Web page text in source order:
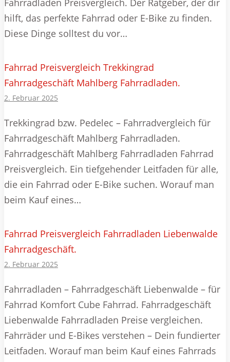
Fahrradladen Preisvergleich. Der Ratgeber, der dir
hilft, das perfekte Fahrrad oder E-Bike zu finden.
Diese Dinge solltest du vor…
Fahrrad Preisvergleich Trekkingrad
Fahrradgeschäft Mahlberg Fahrradladen.
2. Februar 2025
Trekkingrad bzw. Pedelec – Fahrradvergleich für
Fahrradgeschäft Mahlberg Fahrradladen.
Fahrradgeschäft Mahlberg Fahrradladen Fahrrad
Preisvergleich. Ein tiefgehender Leitfaden für alle,
die ein Fahrrad oder E-Bike suchen. Worauf man
beim Kauf eines…
Fahrrad Preisvergleich Fahrradladen Liebenwalde
Fahrradgeschäft.
2. Februar 2025
Fahrradladen – Fahrradgeschäft Liebenwalde – für
Fahrrad Komfort Cube Fahrrad. Fahrradgeschäft
Liebenwalde Fahrradladen Preise vergleichen.
Fahrräder und E-Bikes verstehen – Dein fundierter
Leitfaden. Worauf man beim Kauf eines Fahrrads